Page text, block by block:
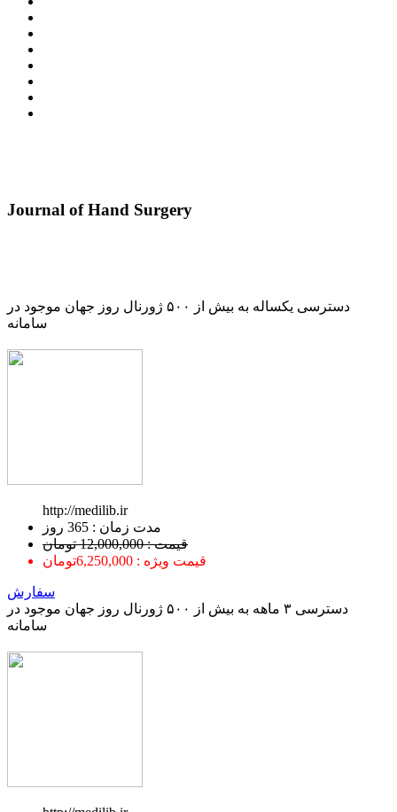
Journal of Hand Surgery
دسترسی یکساله به بیش از ۵۰۰ ژورنال روز جهان موجود در
سامانه
http://medilib.ir
ﻣﺪﺕ ﺯﻣﺎﻥ : 365 ﺭﻭﺯ
قیمت : 12,000,000 تومان
قیمت ویژه : 6,250,000تومان
سفارش
دسترسی ۳ ماهه به بیش از ۵۰۰ ژورنال روز جهان موجود در
سامانه